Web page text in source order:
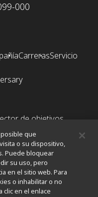
000
CarrerasServicio
de objetivos
que
o su dispositivo,
Puede bloquear
su uso, pero
en el sitio web. Para
o inhabilitar o no
clic en el enlace